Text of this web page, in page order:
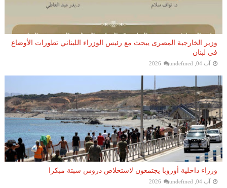
وزير الخارجية المصرى يبحث مع رئيس الوزراء اللبناني تطورات الأوضاع
في لبنان
آب 04, 2026 undefined
وزراء داخلية أوروبا يجتمعون لاستخلاص دروس سبتة مبكرا
آب 04, 2026 undefined